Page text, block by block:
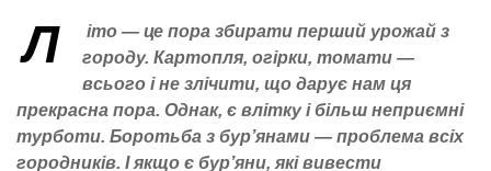
Л
іто — це пора збирати перший урожай з
городу. Картопля, огірки, томати —
всього і не злічити, що дарує нам ця
прекрасна пора. Однак, є влітку і більш неприємні
турботи. Боротьба з бур’янами — проблема всіх
городників. І якщо є бур’яни, які вивести